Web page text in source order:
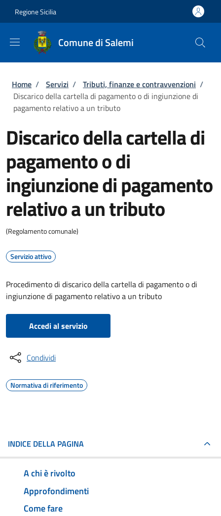
Regione Sicilia
Comune di Salemi
Briciole di pane
Home / Servizi / Tributi, finanze e contravvenzioni /
Discarico della cartella di pagamento o di ingiunzione di
pagamento relativo a un tributo
Discarico della cartella di
pagamento o di
ingiunzione di pagamento
relativo a un tributo
(Regolamento comunale)
Servizio attivo
Procedimento di discarico della cartella di pagamento o di
ingiunzione di pagamento relativo a un tributo
Accedi al servizio
Condividi
Normativa di riferimento
INDICE DELLA PAGINA
A chi è rivolto
Approfondimenti
Come fare